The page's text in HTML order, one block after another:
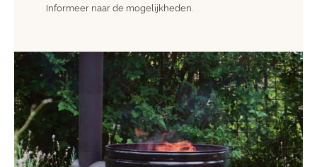
Informeer naar de mogelijkheden.